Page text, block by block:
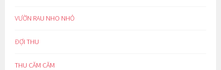
VƯỜN RAU NHO NHỎ
ĐỢI THU
THU CĂM CĂM